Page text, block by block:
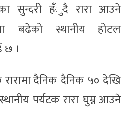
सुन्दरी हँुदै रारा आउने
बढेको स्थानीय होटल
छ ।
दैनिक दैनिक ५० देखि
पर्यटक रारा घुम्न आउने